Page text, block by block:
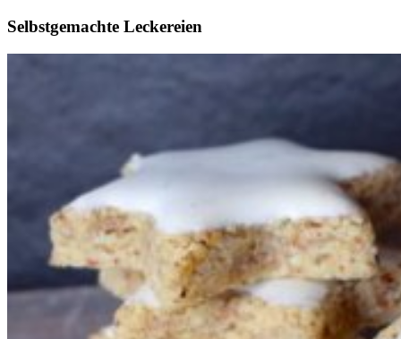
Selbstgemachte Leckereien